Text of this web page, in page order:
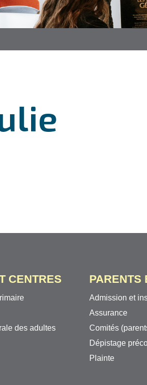
CENTRES
des adultes
PARENTS
Admission et
Assurance
Comités
Dépistage
Plainte